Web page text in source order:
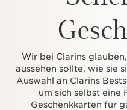
Wir bei Clarins
aussehen sollte, wie sie
Auswahl an Clarins
um sich selbst eine
Geschenkkarten für